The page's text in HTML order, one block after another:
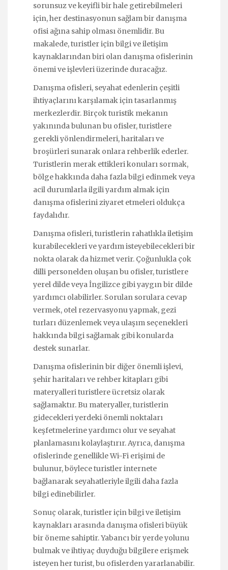
sorunsuz ve keyifli bir hale getirebilmeleri
için, her destinasyonun sağlam bir danışma
ofisi ağına sahip olması önemlidir. Bu
makalede, turistler için bilgi ve iletişim
kaynaklarından biri olan danışma ofislerinin
önemi ve işlevleri üzerinde duracağız.
Danışma ofisleri, seyahat edenlerin çeşitli
ihtiyaçlarını karşılamak için tasarlanmış
merkezlerdir. Birçok turistik mekanın
yakınında bulunan bu ofisler, turistlere
gerekli yönlendirmeleri, haritaları ve
broşürleri sunarak onlara rehberlik ederler.
Turistlerin merak ettikleri konuları sormak,
bölge hakkında daha fazla bilgi edinmek veya
acil durumlarla ilgili yardım almak için
danışma ofislerini ziyaret etmeleri oldukça
faydalıdır.
Danışma ofisleri, turistlerin rahatlıkla iletişim
kurabilecekleri ve yardım isteyebilecekleri bir
nokta olarak da hizmet verir. Çoğunlukla çok
dilli personelden oluşan bu ofisler, turistlere
yerel dilde veya İngilizce gibi yaygın bir dilde
yardımcı olabilirler. Sorulan sorulara cevap
vermek, otel rezervasyonu yapmak, gezi
turları düzenlemek veya ulaşım seçenekleri
hakkında bilgi sağlamak gibi konularda
destek sunarlar.
Danışma ofislerinin bir diğer önemli işlevi,
şehir haritaları ve rehber kitapları gibi
materyalleri turistlere ücretsiz olarak
sağlamaktır. Bu materyaller, turistlerin
gidecekleri yerdeki önemli noktaları
keşfetmelerine yardımcı olur ve seyahat
planlamasını kolaylaştırır. Ayrıca, danışma
ofislerinde genellikle Wi-Fi erişimi de
bulunur, böylece turistler internete
bağlanarak seyahatleriyle ilgili daha fazla
bilgi edinebilirler.
Sonuç olarak, turistler için bilgi ve iletişim
kaynakları arasında danışma ofisleri büyük
bir öneme sahiptir. Yabancı bir yerde yolunu
bulmak ve ihtiyaç duyduğu bilgilere erişmek
isteyen her turist, bu ofislerden yararlanabilir.